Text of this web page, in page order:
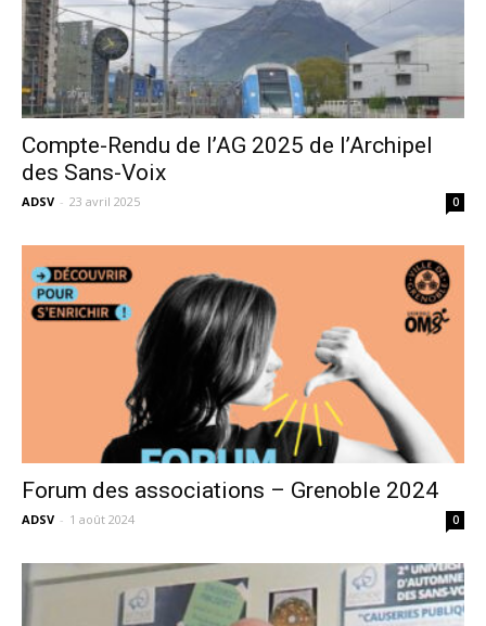
Compte-Rendu de l’AG 2025 de l’Archipel
des Sans-Voix
ADSV - 23 avril 2025 0
Forum des associations – Grenoble 2024
ADSV - 1 août 2024 0